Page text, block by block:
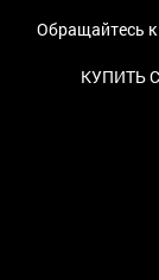
Обращайтесь
КУПИТЬ